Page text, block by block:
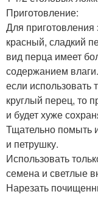
Приготовление:
Для
красный, сладкий
вид перца имеет
содержанием
если использовать
круглый перец, то
и будет хуже
Тщательно помыть
и петрушку.
Использовать
семена и светлые
Нарезать